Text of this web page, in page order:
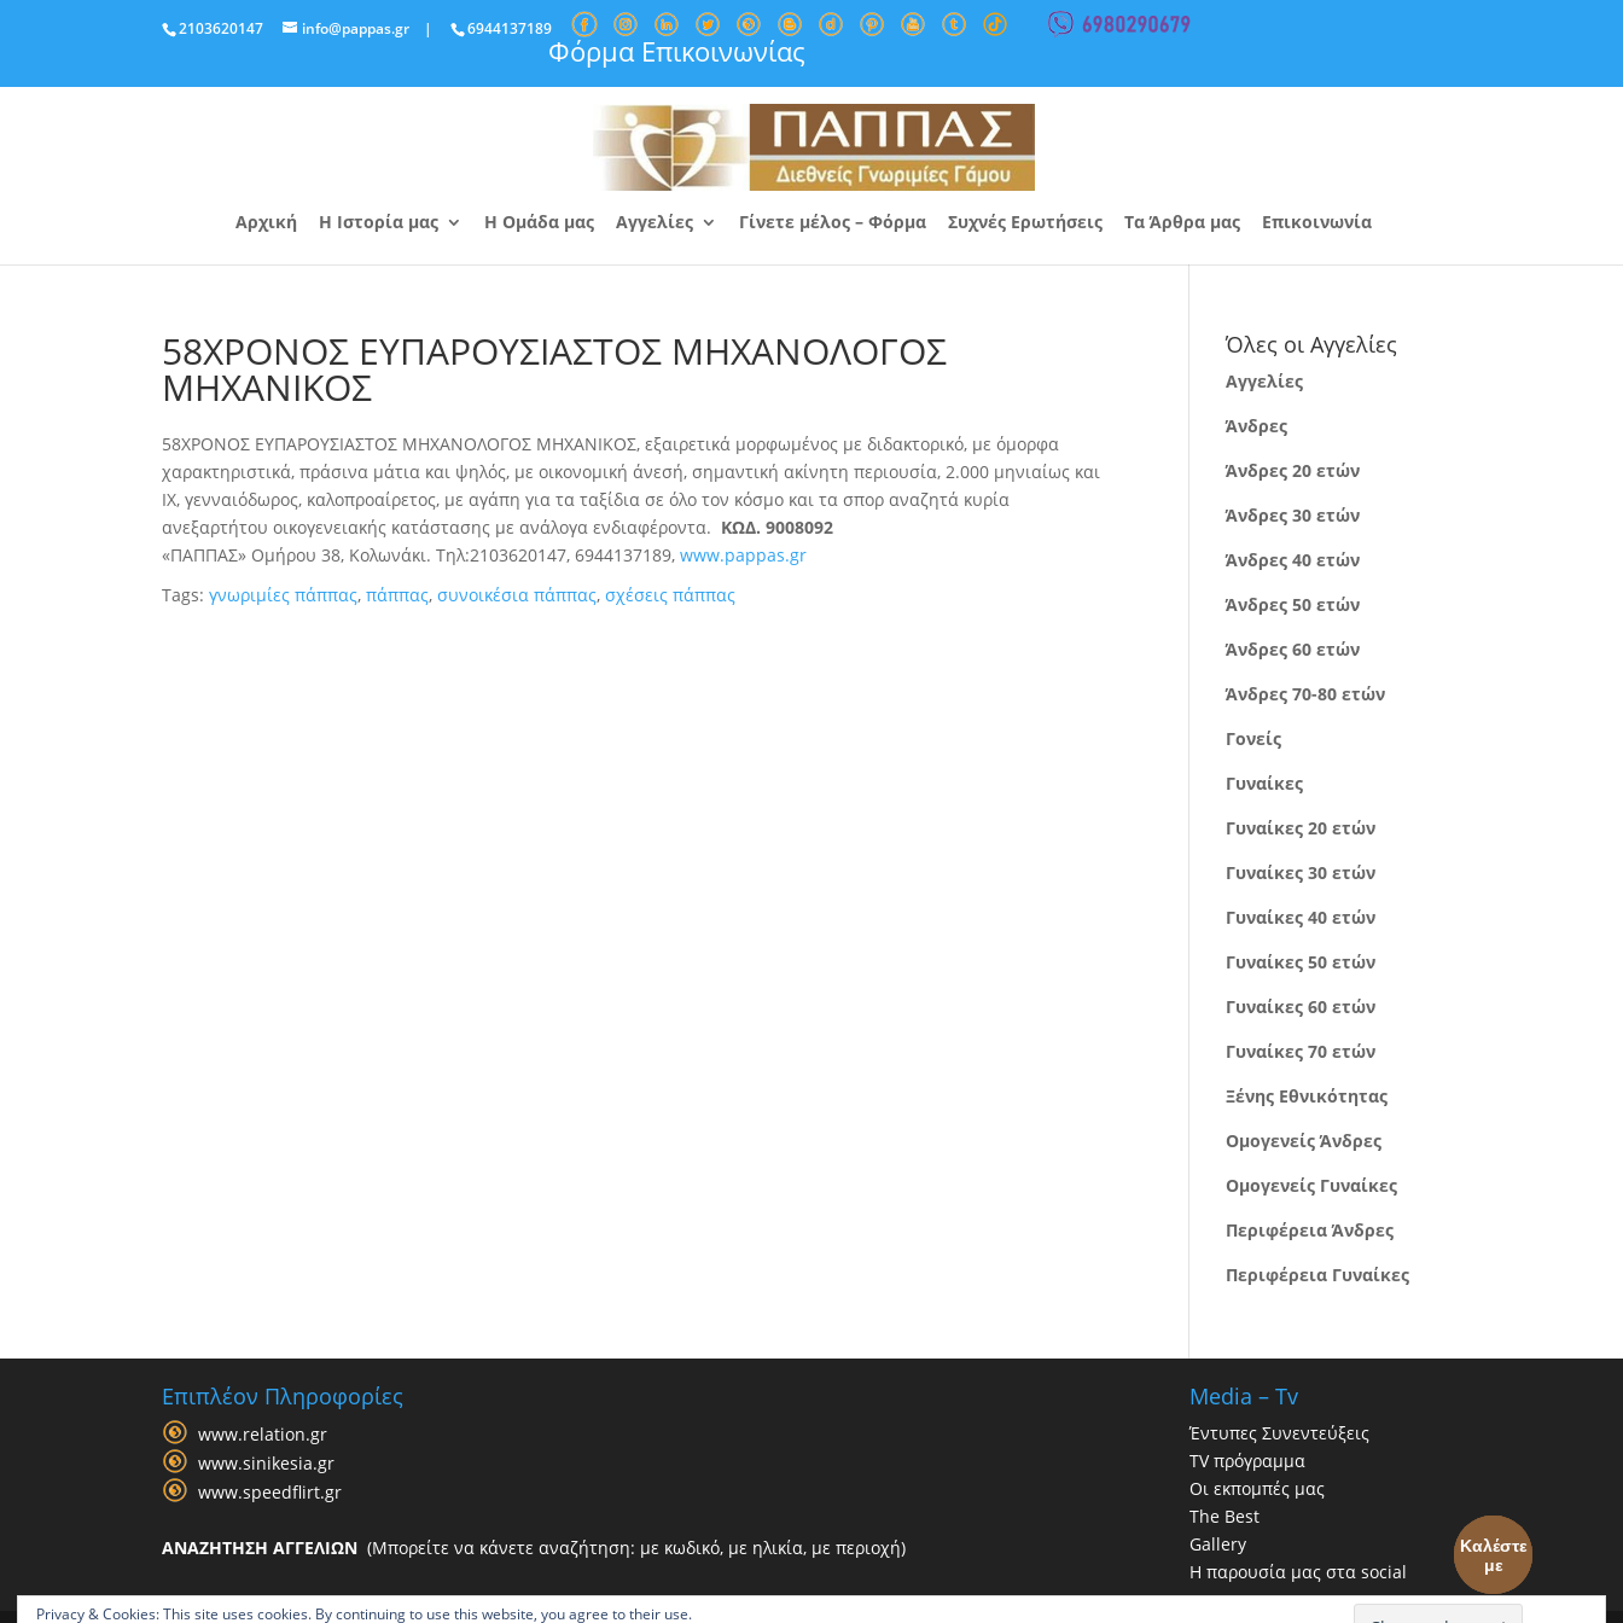
2103620147 info@pappas.gr | 6944137189
Φόρμα Επικοινωνίας
Αρχική Η Ιστορία μας Η Ομάδα μας Αγγελίες Γίνετε μέλος – Φόρμα Συχνές Ερωτήσεις Τα Άρθρα μας Επικοινωνία
58ΧΡΟΝΟΣ ΕΥΠΑΡΟΥΣΙΑΣΤΟΣ ΜΗΧΑΝΟΛΟΓΟΣ
ΜΗΧΑΝΙΚΟΣ
58ΧΡΟΝΟΣ ΕΥΠΑΡΟΥΣΙΑΣΤΟΣ ΜΗΧΑΝΟΛΟΓΟΣ ΜΗΧΑΝΙΚΟΣ, εξαιρετικά μορφωμένος με διδακτορικό, με όμορφα
χαρακτηριστικά, πράσινα μάτια και ψηλός, με οικονομική άνεσή, σημαντική ακίνητη περιουσία, 2.000 μηνιαίως και
ΙΧ, γενναιόδωρος, καλοπροαίρετος, με αγάπη για τα ταξίδια σε όλο τον κόσμο και τα σπορ αναζητά κυρία
ανεξαρτήτου οικογενειακής κατάστασης με ανάλογα ενδιαφέροντα. ΚΩΔ. 9008092
«ΠΑΠΠΑΣ» Ομήρου 38, Κολωνάκι. Τηλ:2103620147, 6944137189,www.pappas.gr
Tags:γνωριμίες πάππας,πάππας,συνοικέσια πάππας,σχέσεις πάππας
Όλες οι Αγγελίες
Αγγελίες
Άνδρες
Άνδρες 20 ετών
Άνδρες 30 ετών
Άνδρες 40 ετών
Άνδρες 50 ετών
Άνδρες 60 ετών
Άνδρες 70-80 ετών
Γονείς
Γυναίκες
Γυναίκες 20 ετών
Γυναίκες 30 ετών
Γυναίκες 40 ετών
Γυναίκες 50 ετών
Γυναίκες 60 ετών
Γυναίκες 70 ετών
Ξένης Εθνικότητας
Ομογενείς Άνδρες
Ομογενείς Γυναίκες
Περιφέρεια Άνδρες
Περιφέρεια Γυναίκες
Επιπλέον Πληροφορίες
www.relation.gr
www.sinikesia.gr
www.speedflirt.gr
ΑΝΑΖΗΤΗΣΗ ΑΓΓΕΛΙΩΝ (Μπορείτε να κάνετε αναζήτηση: με κωδικό, με ηλικία, με περιοχή)
Media – Tv
Έντυπες Συνεντεύξεις
TV πρόγραμμα
Οι εκπομπές μας
The Best
Gallery
Η παρουσία μας στα social
Καλέστε
με
Privacy & Cookies: This site uses cookies. By continuing to use this website, you agree to their use.